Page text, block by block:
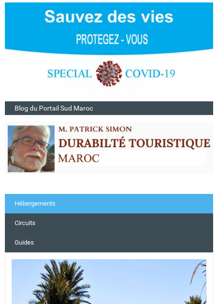
Blog du Portail Sud Maroc
Hébergements
Circuits
Guides